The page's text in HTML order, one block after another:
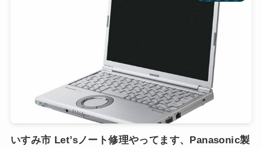
いすみ市 Let’sノート修理やってます、Panasonic製